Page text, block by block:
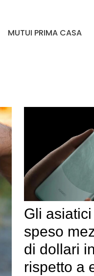
MUTUI PRIMA CASA
Gli
speso
di dollari
rispetto a